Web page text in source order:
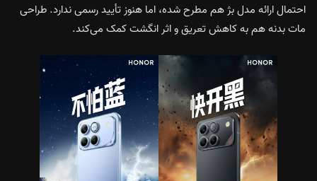
احتمال ارائه مدل بژ هم مطرح شده، اما هنوز تأیید رسمی ندارد. طراحی
مات بدنه هم به کاهش تعریق و اثر انگشت کمک می‌کند.